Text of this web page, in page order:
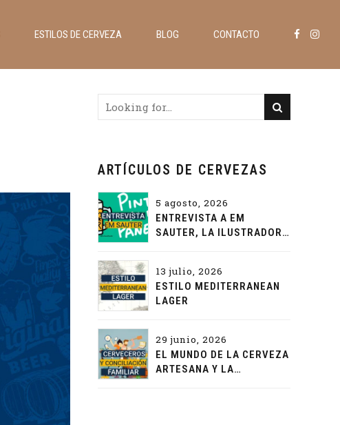
ESTILOS DE CERVEZA BLOG CONTACTO
ARTÍCULOS DE CERVEZAS
5 agosto, 2026
ENTREVISTA A EM
SAUTER, LA ILUSTRADORA
13 julio, 2026
ESTILO MEDITERRANEAN
LAGER
29 junio, 2026
EL MUNDO DE LA CERVEZA
ARTESANA Y LA